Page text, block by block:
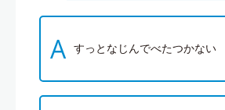
A すっとなじんでべたつかない